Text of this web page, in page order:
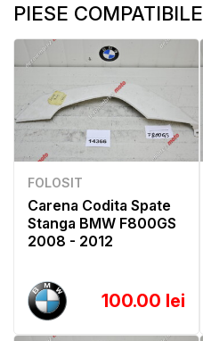
PIESE COMPATIBILE
FOLOSIT
Carena Codita Spate
Stanga BMW F800GS
2008 - 2012
100.00 lei